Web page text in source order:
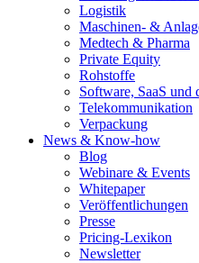
Logistik
Maschinen- &
Medtech & Pharma
Private Equity
Rohstoffe
Software, SaaS und
Telekommunikation
Verpackung
News & Know-how
Blog
Webinare & Events
Whitepaper
Veröffentlichungen
Presse
Pricing-Lexikon
Newsletter